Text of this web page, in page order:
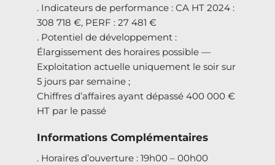
. Indicateurs de performance : CA HT 2024 :
308 718 €, PERF : 27 481 €
. Potentiel de développement :
Élargissement des horaires possible —
Exploitation actuelle uniquement le soir sur
5 jours par semaine ;
Chiffres d’affaires ayant dépassé 400 000 €
HT par le passé
Informations Complémentaires
. Horaires d’ouverture : 19h00 – 00h00